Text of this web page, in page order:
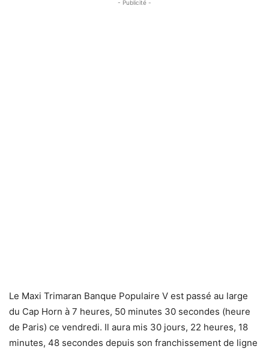
- Publicité -
Le Maxi Trimaran Banque Populaire V est passé au large
du Cap Horn à 7 heures, 50 minutes 30 secondes (heure
de Paris) ce vendredi. Il aura mis 30 jours, 22 heures, 18
minutes, 48 secondes depuis son franchissement de ligne